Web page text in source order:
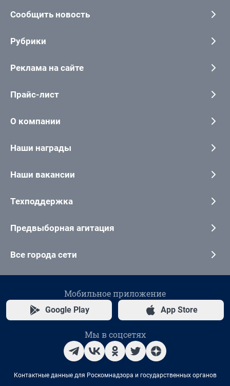
Сообщить новость
Рубрики
Реклама на сайте
Прайс-лист
О компании
Наши награды
Наши вакансии
Техподдержка
Предвыборная агитация
Все города сети
Мобильное приложение
Google Play App Store
Мы в соцсетях
Контактные данные для Роскомнадзора и государственных органов